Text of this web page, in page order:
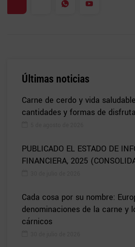
Últimas noticias
Carne de cerdo y vida
cantidades y formas de
PUBLICADO EL ESTADO DE
FINANCIERA, 2025
Cada cosa por su nombre:
denominaciones de la carne y
cárnicos